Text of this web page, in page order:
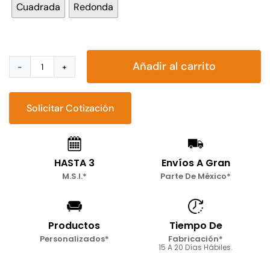
Cuadrada Redonda
Juego
de
periqueras
5
cantidad
Añadir al carrito
Solicitar Cotización
HASTA 3
M.S.I.*
Envíos A Gran
Parte De México*
Productos
Personalizados*
Tiempo De
Fabricación*
15 A 20 Días Hábiles.